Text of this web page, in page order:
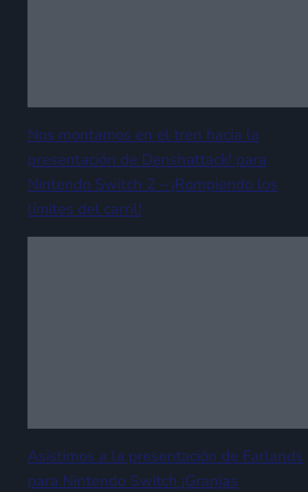
Nos montamos en el tren hacia la
presentación de Denshattack! para
Nintendo Switch 2 – ¡Rompiendo los
límites del carril!
Asistimos a la presentación de Farlands
para Nintendo Switch ¡Granjas